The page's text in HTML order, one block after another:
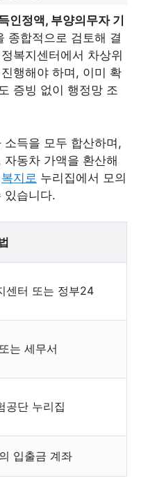
인정액, 부양의무자 기
종합적으로 검토해 결
복지센터에서 차상위
행해야 하며, 이미 확
증빙 없이 행정망 조
소득을 모두 합산하며,
동차 가액을 환산해
복지로 누리집에서 모의
있습니다.
센터 또는 정부24
는 세무서
공단 누리집
입출금 계좌